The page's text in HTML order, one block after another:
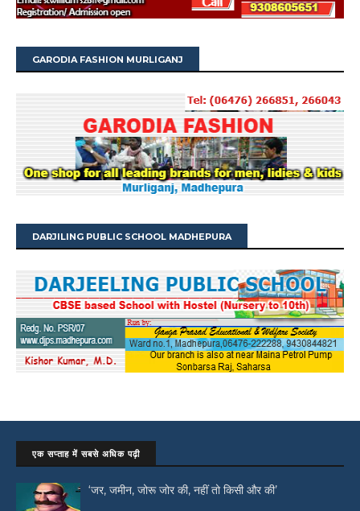
GARODIA FASHION MURLIGANJ
DARJILING PUBLIC SCHOOL MADHEPURA
एक सप्ताह में सबसे अधिक पढ़ी
‘जर, जमीन, जोरू जोर की, नहीं तो किसी और की’